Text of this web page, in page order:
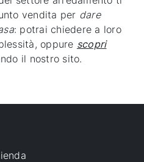
vendita per dare
: potrai chiedere a loro
oppure scopri
il nostro sito.